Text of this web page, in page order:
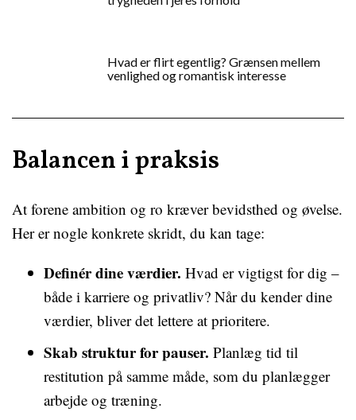
Hvad er flirt egentlig? Grænsen mellem
venlighed og romantisk interesse
Balancen i praksis
At forene ambition og ro kræver bevidsthed og øvelse.
Her er nogle konkrete skridt, du kan tage:
Definér dine værdier. Hvad er vigtigst for dig –
både i karriere og privatliv? Når du kender dine
værdier, bliver det lettere at prioritere.
Skab struktur for pauser. Planlæg tid til
restitution på samme måde, som du planlægger
arbejde og træning.